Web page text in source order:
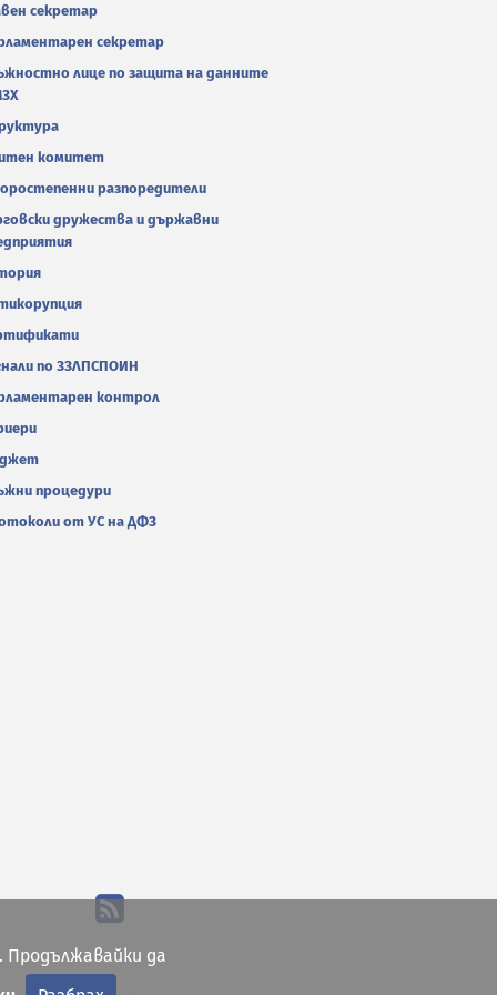
секретар
секретар
лице по защита на данните
комитет
разпоредители
дружества и държавни
по ЗЗЛПСПОИН
контрол
процедури
от УС на ДФЗ
Продължавайки да